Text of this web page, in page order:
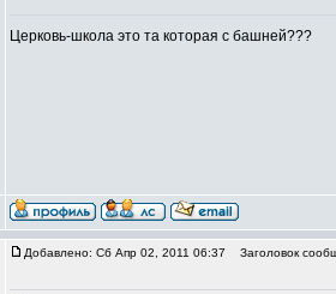
Церковь-школа это та которая с башней???
Добавлено: Сб Апр 02, 2011 06:37 Заголовок